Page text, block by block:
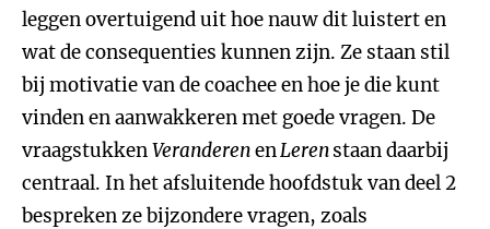
leggen overtuigend uit hoe nauw dit luistert en
wat de consequenties kunnen zijn. Ze staan stil
bij motivatie van de coachee en hoe je die kunt
vinden en aanwakkeren met goede vragen. De
vraagstukkenVeranderenenLerenstaan daarbij
centraal. In het afsluitende hoofdstuk van deel 2
bespreken ze bijzondere vragen, zoals